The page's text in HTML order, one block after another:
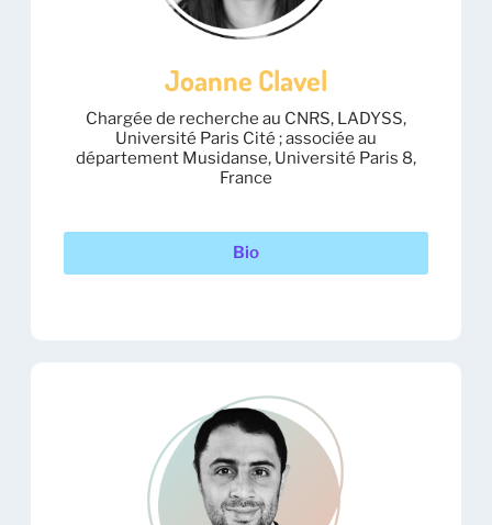
Joanne Clavel
Chargée de recherche au CNRS, LADYSS,
Université Paris Cité ; associée au
département Musidanse, Université Paris 8,
France
Bio